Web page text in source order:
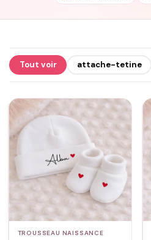
Tout voir attache-tetine
TROUSSEAU NAISSANCE